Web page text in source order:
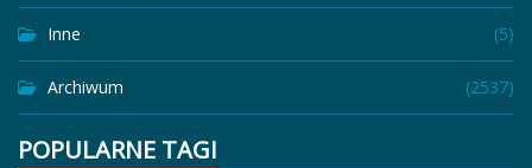
Inne (5)
Archiwum (2537)
POPULARNE TAGI